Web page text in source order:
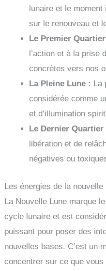
lunaire et le
sur le renouveau et
Le Premier
l’action et à la prise
concrètes vers nos
La Pleine Lune : La
considérée comme
et d’illumination
Le Dernier Quartier
libération et de
négatives ou
Les énergies de la nouvelle
La Nouvelle Lune marque
cycle lunaire et est
puissant pour poser des
nouvelles bases. C’est un
concentrer sur ce que